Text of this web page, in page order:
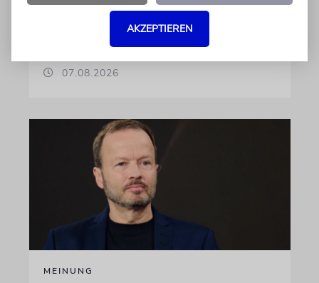
größten Truppenstellern für
Friedensmissionen
07.08.2026
MEINUNG
AKZEPTIEREN